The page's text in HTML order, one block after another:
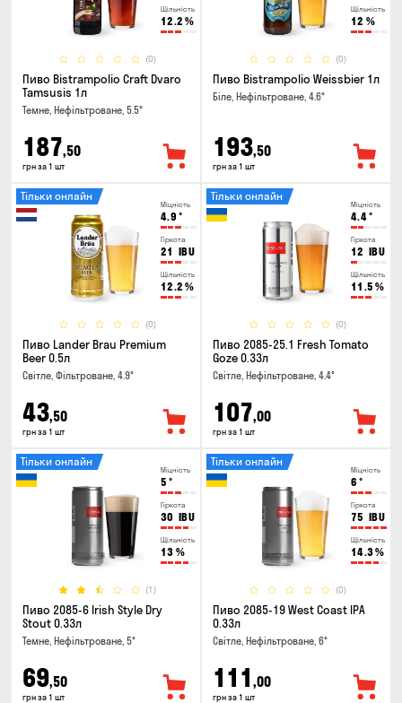
Щільність
12.2 %
(0)
Пиво Bistrampolio Craft Dvaro
Tamsusis 1л
Темне, Нефільтроване, 5.5°
187,50
грн за 1 шт
Щільність
12 %
(0)
Пиво Bistrampolio Weissbier 1л
Біле, Нефільтроване, 4.6°
193,50
грн за 1 шт
Міцність
4.9 °
Гіркота
21 IBU
Щільність
12.2 %
(0)
Тільки онлайн
Пиво Lander Brau Premium
Beer 0.5л
Світле, Фільтроване, 4.9°
43,50
грн за 1 шт
Міцність
4.4°
Гіркота
12 IBU
Щільність
11.5 %
(0)
Тільки онлайн
Пиво 2085-25.1 Fresh Tomato
Goze 0.33л
Світле, Нефільтроване, 4.4°
107,00
грн за 1 шт
Міцність
5 °
Гіркота
30 IBU
Щільність
13 %
(1)
Тільки онлайн
Пиво 2085-6 Irish Style Dry
Stout 0.33л
Темне, Нефільтроване, 5°
69,50
грн за 1 шт
Міцність
6 °
Гіркота
75 IBU
Щільність
14.3%
(0)
Тільки онлайн
Пиво 2085-19 West Coast IPA
0.33л
Світле, Нефільтроване, 6°
111 ,00
грн за 1 шт